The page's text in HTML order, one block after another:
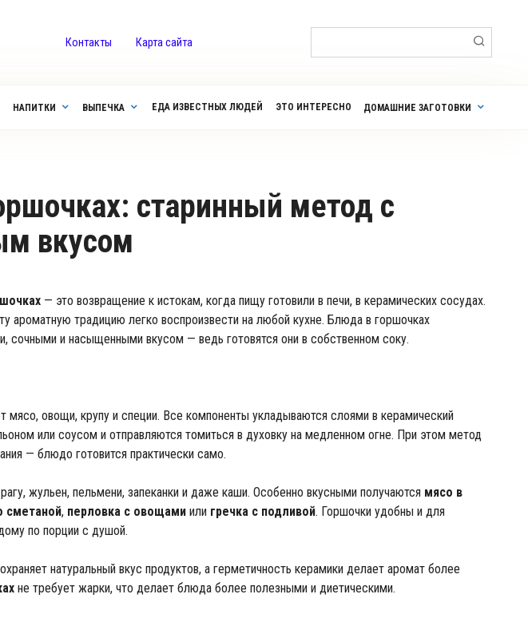
Контакты Карта сайта
НАПИТКИ ВЫПЕЧКА ЕДА ИЗВЕСТНЫХ ЛЮДЕЙ ЭТО ИНТЕРЕСНО ДОМАШНИЕ ЗАГОТОВКИ
вкусом
— это возвращение к истокам, когда пищу готовили в печи, в керамических сосудах.
ароматную традицию легко воспроизвести на любой кухне. Блюда в горшочках
сочными и насыщенными вкусом — ведь готовятся они в собственном соку.
мясо, овощи, крупу и специи. Все компоненты укладываются слоями в керамический
или соусом и отправляются томиться в духовку на медленном огне. При этом метод
— блюдо готовится практически само.
жульен, пельмени, запеканки и даже каши. Особенно вкусными получаются мясо в
сметаной, перловка с овощамиили гречка с подливой. Горшочки удобны и для
по порции с душой.
натуральный вкус продуктов, а герметичность керамики делает аромат более
не требует жарки, что делает блюда более полезными и диетическими.